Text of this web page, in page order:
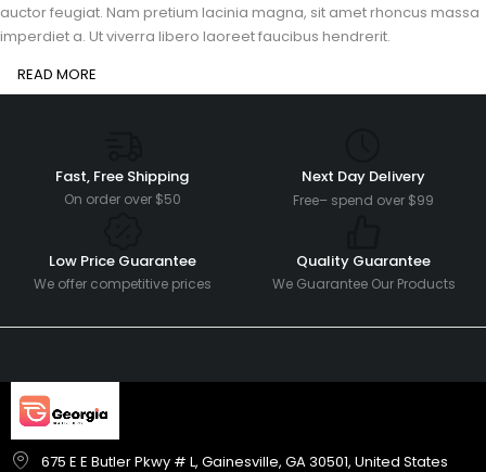
auctor feugiat. Nam pretium lacinia magna, sit amet rhoncus massa
imperdiet a. Ut viverra libero laoreet faucibus hendrerit.
READ MORE
Fast, Free Shipping
On order over $50
Next Day Delivery
Free– spend over $99
Low Price Guarantee
We offer competitive prices
Quality Guarantee
We Guarantee Our Products
675 E E Butler Pkwy # L, Gainesville, GA 30501, United States